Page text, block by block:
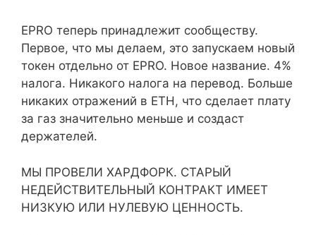
EPRO теперь принадлежит сообществу.
Первое, что мы делаем, это запускаем новый
токен отдельно от EPRO. Новое название. 4%
налога. Никакого налога на перевод. Больше
никаких отражений в ETH, что сделает плату
за газ значительно меньше и создаст
держателей.
МЫ ПРОВЕЛИ ХАРДФОРК. СТАРЫЙ
НЕДЕЙСТВИТЕЛЬНЫЙ КОНТРАКТ ИМЕЕТ
НИЗКУЮ ИЛИ НУЛЕВУЮ ЦЕННОСТЬ.